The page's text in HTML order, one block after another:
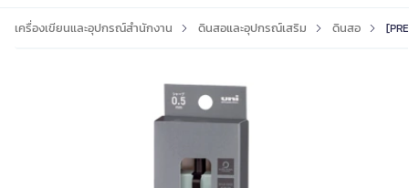
เครื่องเขียนและอุปกรณ์สำนักงาน ดินสอและอุปกรณ์เสริม ดินสอ